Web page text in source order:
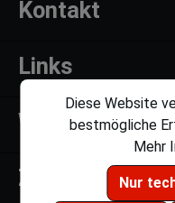
Kontakt
Links
Weiteres
Diese Website
bestmögliche
Mehr
Nur